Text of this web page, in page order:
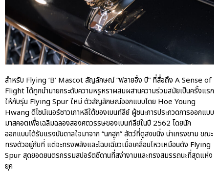
สำหรับ Flying ‘B’ Mascot สัญลักษณ์ “ฟลายอิ้ง บี” ที่สื่อถึง A Sense of
Flight ได้ถูกนำมายกระดับความหรูหราผสมผสานความร่วมสมัยเป็นครั้งแรก
ให้กับรุ่น Flying Spur ใหม่ ตัวสัญลักษณ์ออกแบบโดย Hoe Young
Hwang ดีไซน์เนอร์ชาวเกาหลีใต้ของเบนท์ลีย์ ผู้ชนะการประกวดการออกแบบ
มาสคอตเพื่อเฉลิมฉลองสองศตวรรษของเบนท์ลีย์ในปี 2562 โดยนัก
ออกแบบได้รับแรงบันดาลใจมาจาก “นกฮูก” สัตว์ที่ดูสงบนิ่ง น่าเกรงขาม ขณะ
ทรงตัวอยู่กับที่ แต่จะทรงพลังและโฉบเฉี่ยวเมื่อเคลื่อนไหวเหมือนดัง Flying
Spur สุดยอดยนตรกรรมสปอร์ตซีดานที่สง่างามและทรงสมรรถนะที่สุดแห่ง
ยุค